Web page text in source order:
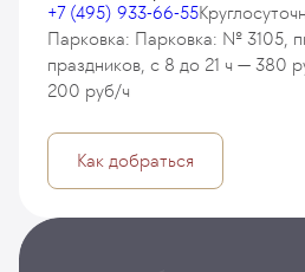
+7 (495) 933-66-55
Парковка: Парковка: № 3105,
праздников, с 8 до 21 ч — 380
200 руб/ч
Как добраться